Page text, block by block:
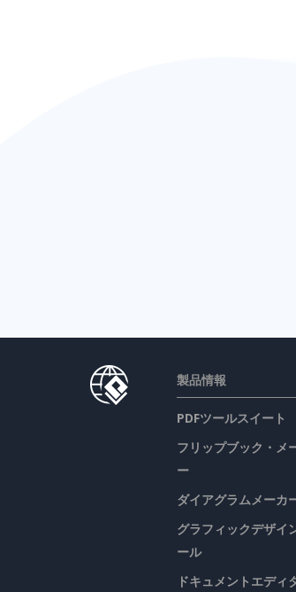
製品情報
PDFツールスイート
フリップブック・メ
ー
ダイアグラムメーカ
グラフィックデザイ
ール
ドキュメントエディ